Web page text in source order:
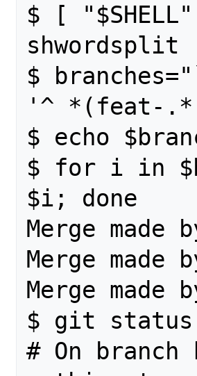
$ [
shwordsplit
$
'^ *(feat-
$ echo
$ for i in
$i; done
Merge
Merge
Merge
$ git status
# On